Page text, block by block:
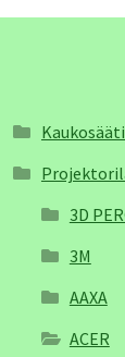
3D
3M
AAXA
ACER